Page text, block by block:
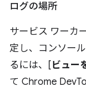
ログの場所
サービス ワーカ
定し、コンソー
るには、[ビュー
て Chrome